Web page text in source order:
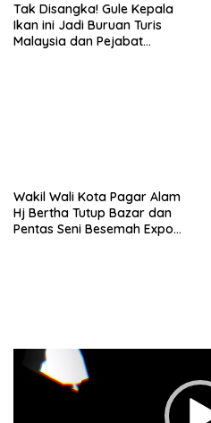
Tak Disangka! Gule Kepala
Ikan ini Jadi Buruan Turis
Malaysia dan Pejabat
Wakil Wali Kota Pagar Alam
Hj Bertha Tutup Bazar dan
Pentas Seni Besemah Expo
Pemutar
Video